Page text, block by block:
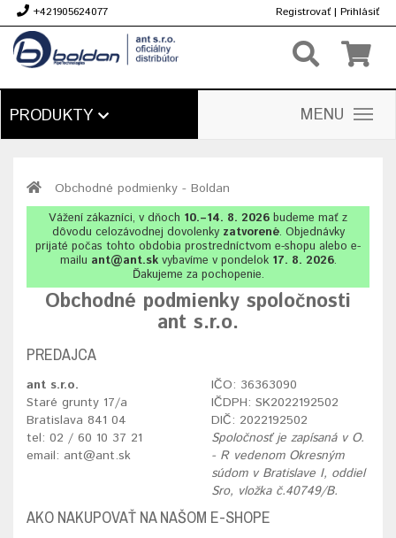
+421905624077 Registrovať | Prihlásiť
PRODUKTY MENU
Obchodné podmienky - Boldan
Vážení zákazníci, v dňoch 10.–14. 8. 2026 budeme mať z
dôvodu celozávodnej dovolenkyzatvorené. Objednávky
prijaté počas tohto obdobia prostredníctvom e-shopu alebo e-
mailu ant@ant.skvybavíme v pondelok 17. 8. 2026.
Ďakujeme za pochopenie.
Obchodné podmienky spoločnosti
ant s.r.o.
PREDAJCA
ant s.r.o.
Staré grunty 17/a
Bratislava 841 04
tel: 02 / 60 10 37 21
email: ant@ant.sk
IČO: 36363090
IČDPH: SK2022192502
DIČ: 2022192502
Spoločnosť je zapísaná v O.
- R vedenom Okresným
súdom v Bratislave I, oddiel
Sro, vložka č.40749/B.
AKO NAKUPOVAŤ NA NAŠOM E-SHOPE